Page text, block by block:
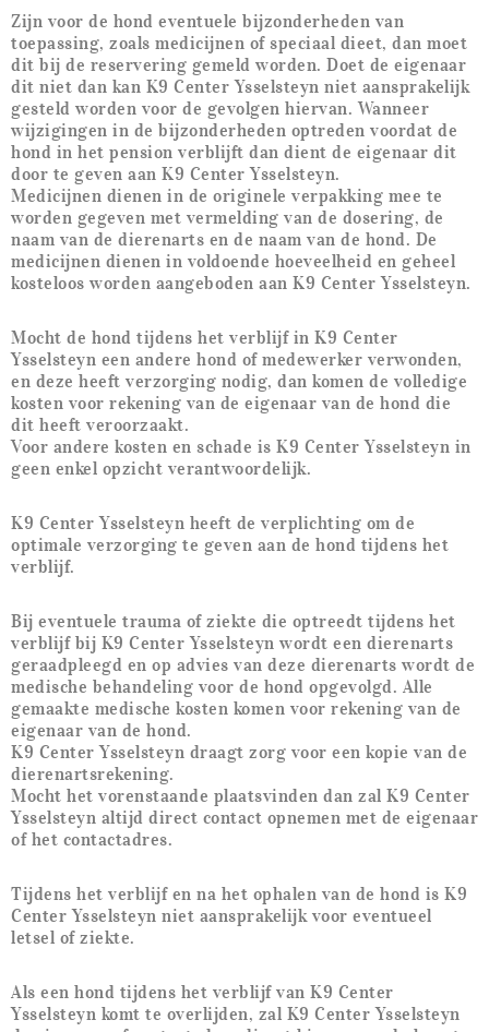
Zijn voor de hond eventuele bijzonderheden van
toepassing, zoals medicijnen of speciaal dieet, dan moet
dit bij de reservering gemeld worden. Doet de eigenaar
dit niet dan kan K9 Center Ysselsteyn niet aansprakelijk
gesteld worden voor de gevolgen hiervan.Wanneer
wijzigingen in de bijzonderheden optreden voordat de
hond in het pension verblijft dan dient de eigenaar dit
door te geven aan K9 Center Ysselsteyn.
Medicijnen dienen in de originele verpakking mee te
worden gegeven met vermelding van de dosering, de
naam van de dierenarts en de naam van de hond. De
medicijnen dienen in voldoende hoeveelheid en geheel
kosteloos worden aangeboden aan K9 Center Ysselsteyn.
Mocht de hond tijdens het verblijf in K9 Center
Ysselsteyn een andere hond of medewerker verwonden,
en deze heeft verzorging nodig, dan komen de volledige
kosten voor rekening van de eigenaar van de hond die
dit heeft veroorzaakt.
Voor andere kosten en schade is K9 Center Ysselsteyn in
geen enkel opzicht verantwoordelijk.
K9 Center Ysselsteyn heeft de verplichting om de
optimale verzorging te geven aan de hond tijdens het
verblijf.
Bij eventuele trauma of ziekte die optreedt tijdens het
verblijf bij K9 Center Ysselsteyn wordt een dierenarts
geraadpleegd en op advies van deze dierenarts wordt de
medische behandeling voor de hond opgevolgd. Alle
gemaakte medische kosten komen voor rekening van de
eigenaar van de hond.
K9 Center Ysselsteyn draagt zorg voor een kopie van de
dierenartsrekening.
Mocht het vorenstaande plaatsvinden dan zal K9 Center
Ysselsteyn altijd direct contact opnemen met de eigenaar
of het contactadres.
Tijdens het verblijf en na het ophalen van de hond is K9
Center Ysselsteyn niet aansprakelijk voor eventueel
letsel of ziekte.
Als een hond tijdens het verblijf van K9 Center
Ysselsteyn komt te overlijden, zal K9 Center Ysselsteyn